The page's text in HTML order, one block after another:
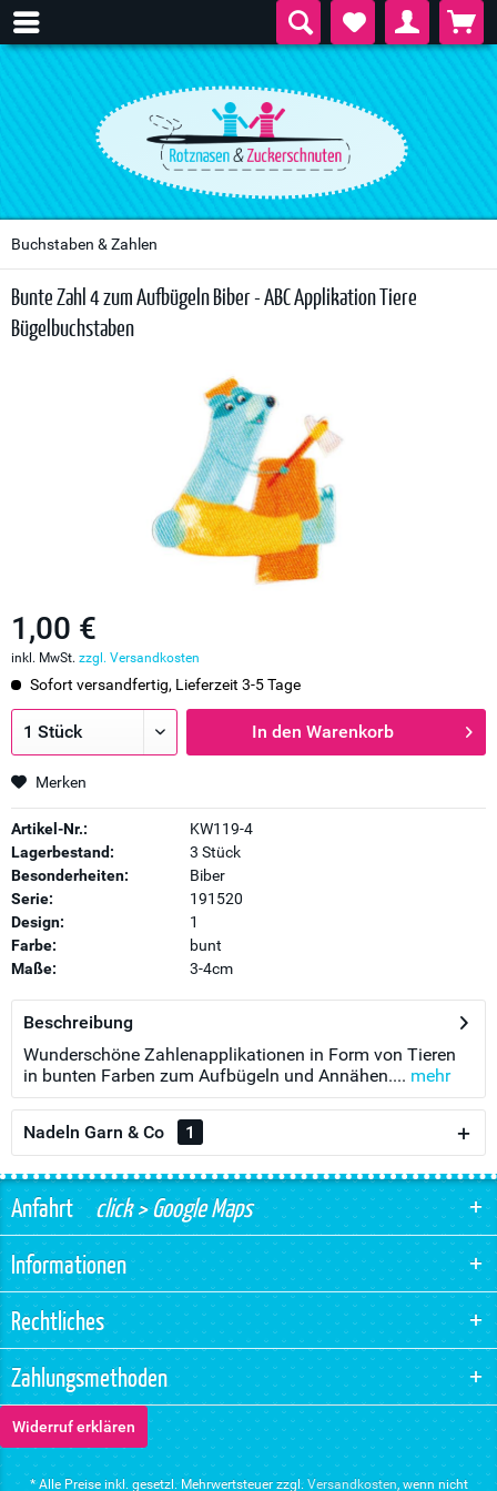
Buchstaben & Zahlen
Bunte Zahl 4 zum Aufbügeln Biber - ABC Applikation Tiere
Bügelbuchstaben
1,00 €
inkl. MwSt. zzgl. Versandkosten
Sofort versandfertig, Lieferzeit 3-5 Tage
In den Warenkorb
Merken
Artikel-Nr.:
KW119-4
Lagerbestand:
3 Stück
Besonderheiten:
Biber
Serie:
191520
Design:
1
Farbe:
bunt
Maße:
3-4cm
Beschreibung
Wunderschöne Zahlenapplikationen in Form von Tieren
in bunten Farben zum Aufbügeln und Annähen.... mehr
Nadeln Garn & Co 1
Anfahrtclick > Google Maps
Informationen
Rechtliches
Zahlungsmethoden
Widerruf erklären
* Alle Preise inkl. gesetzl. Mehrwertsteuer zzgl. Versandkosten, wenn nicht